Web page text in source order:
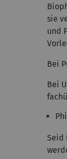
sie
und
Bei
Bei
Seid